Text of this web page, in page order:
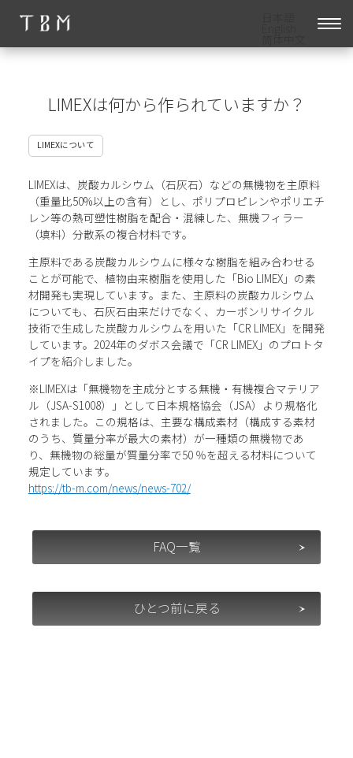
LIMEXは何から作られていますか？
LIMEXについて
LIMEXは、炭酸カルシウム（石灰石）などの無機物を主原料
（重量比50%以上の含有）とし、ポリプロピレンやポリエチ
レン等の熱可塑性樹脂を配合・混練した、無機フィラー
（填料）分散系の複合材料です。
主原料である炭酸カルシウムに様々な樹脂を組み合わせる
ことが可能で、植物由来樹脂を使用した「Bio LIMEX」の素
材開発も実現しています。また、主原料の炭酸カルシウム
についても、石灰石由来だけでなく、カーボンリサイクル
技術で生成した炭酸カルシウムを用いた「CR LIMEX」を開発
しています。2024年のダボス会議で「CR LIMEX」のプロトタ
イプを紹介しました。
※LIMEXは「無機物を主成分とする無機・有機複合マテリア
ル（JSA-S1008）」として日本規格協会（JSA）より規格化
されました。この規格は、主要な構成素材（構成する素材
のうち、質量分率が最大の素材）が一種類の無機物であ
り、無機物の総量が質量分率で50 ％を超える材料について
規定しています。
https://tb-m.com/news/news-702/
FAQ一覧
ひとつ前に戻る